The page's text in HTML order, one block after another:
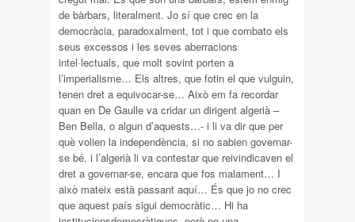
de bàrbars, literalment. Jo sí que crec en la
democràcia, paradoxalment, tot i que combato els
seus excessos i les seves aberracions
intel·lectuals, que molt sovint porten a
l’imperialisme… Els altres, que fotin el que vulguin,
tenen dret a equivocar-se… Això em fa recordar
quan en De Gaulle va cridar un dirigent algerià –
Ben Bella, o algun d’aquests…- i li va dir que per
què volien la independència, si no sabien governar-
se bé, i l’algerià li va contestar que reivindicaven el
dret a governar-se, encara que fos malament… I
això mateix està passant aquí… És que jo no crec
que aquest país sigui democràtic… Hi ha